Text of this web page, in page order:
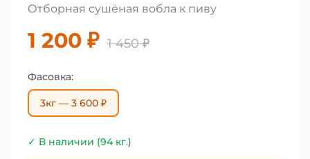
Отборная сушёная вобла к пиву
1 200 ₽ 1 450 ₽
Фасовка:
3кг — 3 600 ₽
✓ В наличии (94 кг.)